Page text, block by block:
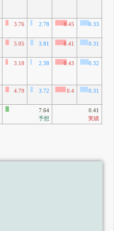
3.76 2.78 0.45 0.33
5.05 3.81 0.41 0.31
3.18 2.38 0.43 0.32
4.79 3.72 0.4 0.31
7.64
予想
0.41
実績